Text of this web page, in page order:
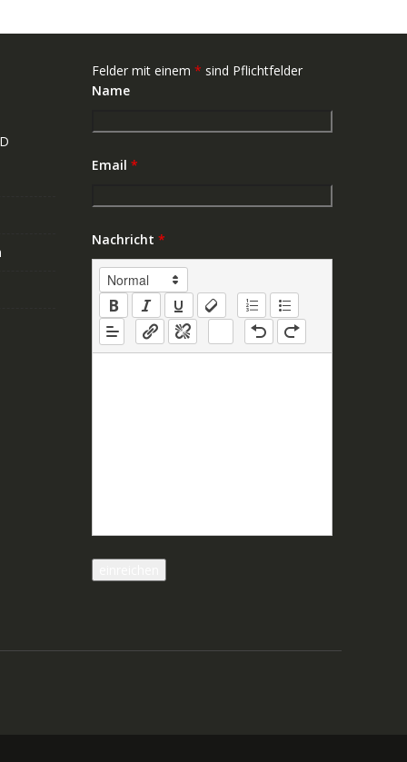
Felder mit einem * sind Pflichtfelder
Name
Email *
Nachricht *